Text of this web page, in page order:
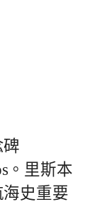
。里斯本
史重要